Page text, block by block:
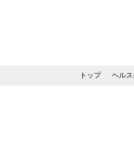
トップ ヘル